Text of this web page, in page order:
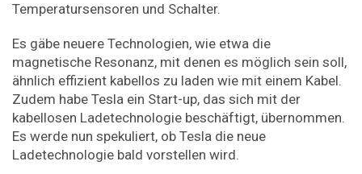
Temperatursensoren und Schalter.
Es gäbe neuere Technologien, wie etwa die
magnetische Resonanz, mit denen es möglich sein soll,
ähnlich effizient kabellos zu laden wie mit einem Kabel.
Zudem habe Tesla ein Start-up, das sich mit der
kabellosen Ladetechnologie beschäftigt, übernommen.
Es werde nun spekuliert, ob Tesla die neue
Ladetechnologie bald vorstellen wird.